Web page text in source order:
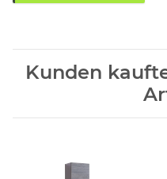
Kunden